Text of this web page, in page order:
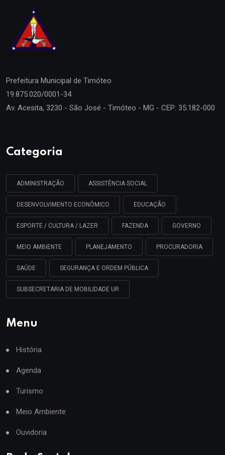
Prefeitura Municipal de Timóteo
19.875.020/0001-34
Av. Acesita, 3230 - São José - Timóteo - MG - CEP: 35.182-000
Categoria
ADMINISTRAÇÃO ASSISTÊNCIA SOCIAL
DESENVOLVIMENTO ECONÔMICO EDUCAÇÃO
ESPORTE / CULTURA / LAZER FAZENDA GOVERNO
MEIO AMBIENTE PLANEJAMENTO PROCURADORIA
SAÚDE SEGURANÇA E ORDEM PÚBLICA
SUBSECRETARIA DE MOBILIDADE UR
Menu
História
Agenda
Turismo
Meio Ambiente
Ouvidoria